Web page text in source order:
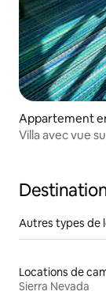
Appartement
Villa avec vue
Autres types de
Locations de
Sierra Nevada